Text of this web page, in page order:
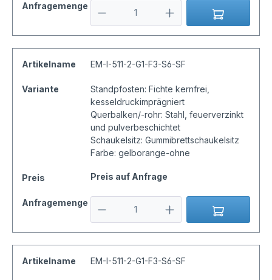
Anfragemenge
Artikelname EM-I-511-2-G1-F3-S6-SF
Variante
Standpfosten: Fichte kernfrei,
kesseldruckimprägniert
Querbalken/-rohr: Stahl, feuerverzinkt
und pulverbeschichtet
Schaukelsitz: Gummibrettschaukelsitz
Farbe: gelborange-ohne
Preis Preis auf Anfrage
Anfragemenge
Artikelname EM-I-511-2-G1-F3-S6-SF